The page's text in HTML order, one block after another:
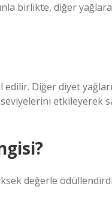
birlikte, diğer yağlara
Diğer diyet
etkileyerek
değerle